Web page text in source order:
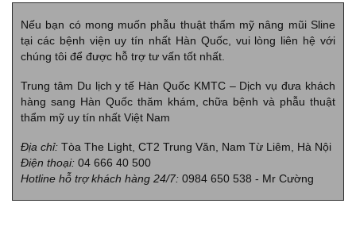
Nếu bạn có mong muốn phẫu thuật thẩm mỹ nâng mũi Sline
tại các bệnh viện uy tín nhất Hàn Quốc, vui lòng liên hệ với
chúng tôi để được hỗ trợ tư vấn tốt nhất.
Trung tâm Du lịch y tế Hàn Quốc KMTC – Dịch vụ đưa khách
hàng sang Hàn Quốc thăm khám, chữa bệnh và phẫu thuật
thẩm mỹ uy tín nhất Việt Nam
Địa chỉ: Tòa The Light, CT2 Trung Văn, Nam Từ Liêm, Hà Nội
Điện thoại: 04 666 40 500
Hotline hỗ trợ khách hàng 24/7: 0984 650 538 - Mr Cường